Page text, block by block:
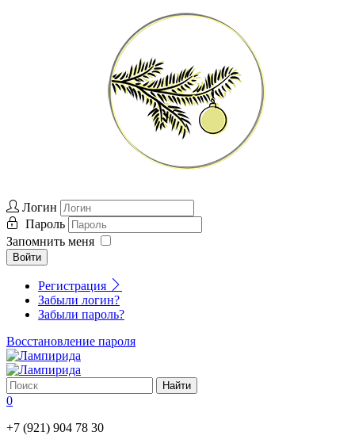
Логин
Пароль
Запомнить меня
Войти
Регистрация
Забыли логин?
Забыли пароль?
Восстановление пароля
0
+7 (921) 904 78 30